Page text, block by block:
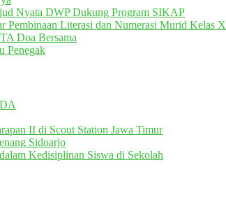
Nyata DWP Dukung Program SIKAP
Literasi dan Numerasi Murid Kelas X
Doa Bersama
Penegak
II di Scout Station Jawa Timur
Sidoarjo
Kedisiplinan Siswa di Sekolah